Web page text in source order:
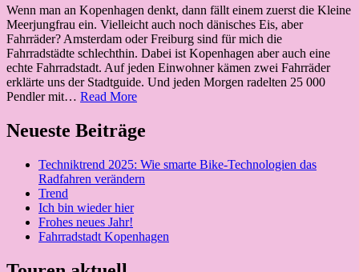
Wenn man an Kopenhagen denkt, dann fällt einem zuerst die Kleine
Meerjungfrau ein. Vielleicht auch noch dänisches Eis, aber
Fahrräder? Amsterdam oder Freiburg sind für mich die
Fahrradstädte schlechthin. Dabei ist Kopenhagen aber auch eine
echte Fahrradstadt. Auf jeden Einwohner kämen zwei Fahrräder
erklärte uns der Stadtguide. Und jeden Morgen radelten 25 000
Pendler mit… Read MoreFahrradstadt
Neueste Beiträge
Techniktrend 2025: Wie smarte Bike-Technologien das
Radfahren verändern
Trend
Ich bin wieder hier
Frohes neues Jahr!
Fahrradstadt Kopenhagen